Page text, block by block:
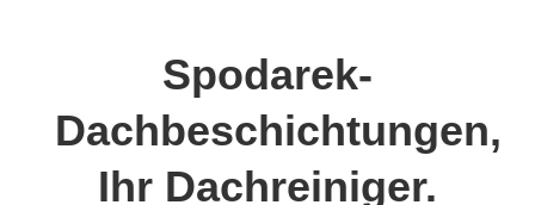
Spodarek-
Dachbeschichtungen,
Ihr Dachreiniger.